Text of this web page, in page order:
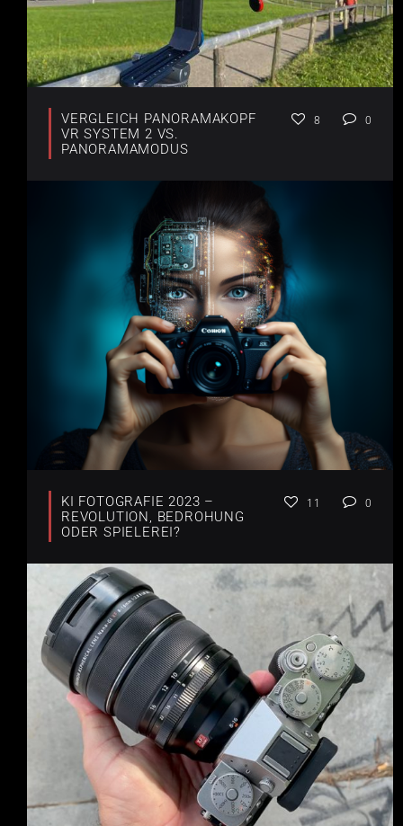
VERGLEICH PANORAMAKOPF
VR SYSTEM 2 VS.
PANORAMAMODUS
8 0
KI FOTOGRAFIE 2023 –
REVOLUTION, BEDROHUNG
ODER SPIELEREI?
11 0